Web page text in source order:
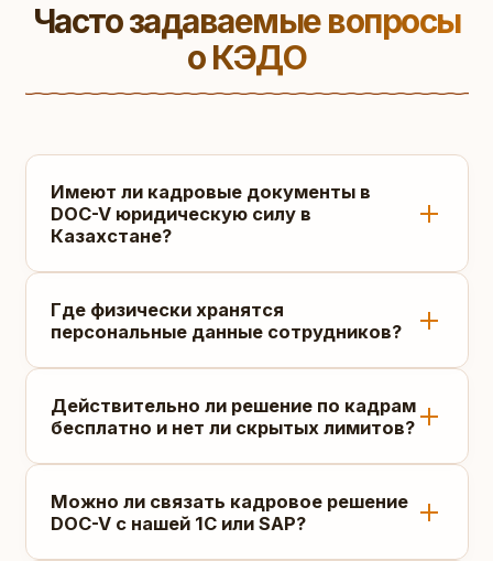
Часто задаваемые вопросы
о КЭДО
Имеют ли кадровые документы в
DOC-V юридическую силу в
Казахстане?
двухстороннее подписание документов
(заявлений, приказов, трудовых
договоров и доп. соглашений) с помощью
ЭЦП НУЦ РК, в том числе через быстрое
сканирование QR-кода на смартфоне. Это
полностью соответствует Закону РК «Об
цифровой подписи» и Трудовому кодексу
Где физически хранятся
персональные данные сотрудников?
адреса и табели хранятся исключительно
на вашем сервере (собственном или
арендованном) в защищенном контуре
вашей компании. Благодаря модели On-
Premise, персональные данные не
передаются третьим лицам и
Действительно ли решение по кадрам
бесплатно и нет ли скрытых лимитов?
поставляется как стандартная
конфигурация платформы DOC-V.
Можно ли связать кадровое решение
DOC-V с нашей 1С или SAP?